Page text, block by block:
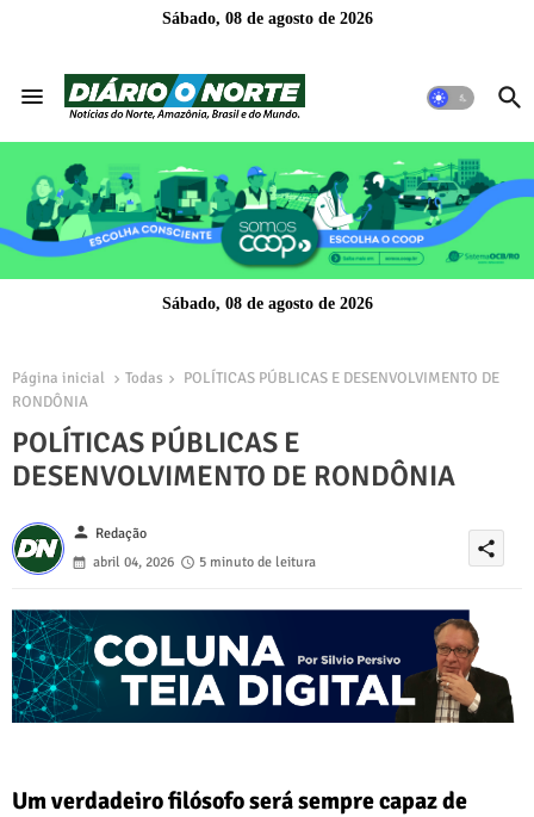
Sábado, 08 de agosto de 2026
Sábado, 08 de agosto de 2026
Página inicial Todas
POLÍTICAS PÚBLICAS E DESENVOLVIMENTO DE
RONDÔNIA
POLÍTICAS PÚBLICAS E
DESENVOLVIMENTO DE RONDÔNIA
person Redação
abril 04, 2026
5 minuto de leitura
share
Um verdadeiro filósofo será sempre capaz de